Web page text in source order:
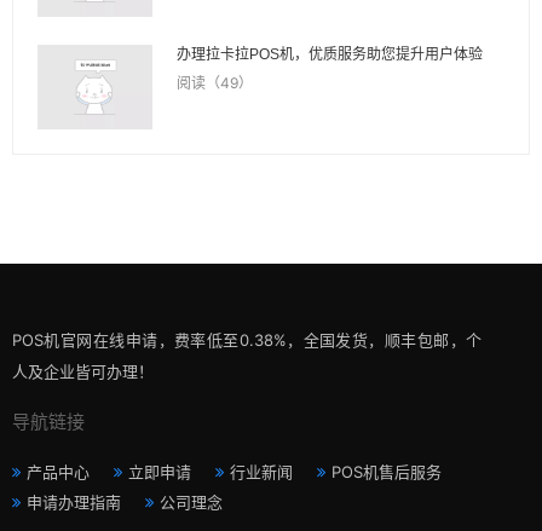
办理拉卡拉POS机，优质服务助您提升用户体验
阅读（49）
POS机官网在线申请，费率低至0.38%，全国发货，顺丰包邮，个
人及企业皆可办理！
导航链接
产品中心 立即申请 行业新闻
POS机售后服务
申请办理指南
公司理念